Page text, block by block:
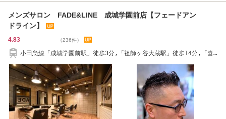
メンズサロン FADE&LINE 成城学園前店【フェードアン
ドライン】
4.83 （236件）
小田急線「成城学園前駅」徒歩3分,「祖師ヶ谷大蔵駅」徒歩14分,「喜